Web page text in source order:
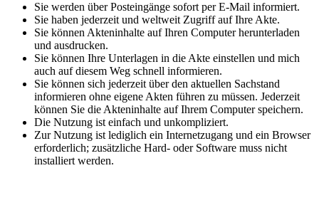
Sie werden über Posteingänge sofort per E-Mail informiert.
Sie haben jederzeit und weltweit Zugriff auf Ihre Akte.
Sie können Akteninhalte auf Ihren Computer herunterladen
und ausdrucken.
Sie können Ihre Unterlagen in die Akte einstellen und mich
auch auf diesem Weg schnell informieren.
Sie können sich jederzeit über den aktuellen Sachstand
informieren ohne eigene Akten führen zu müssen. Jederzeit
können Sie die Akteninhalte auf Ihrem Computer speichern.
Die Nutzung ist einfach und unkompliziert.
Zur Nutzung ist lediglich ein Internetzugang und ein Browser
erforderlich; zusätzliche Hard- oder Software muss nicht
installiert werden.